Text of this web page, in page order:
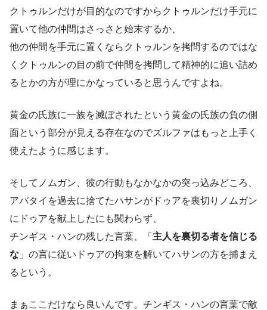
クトゥルンだけが目的なのですからクトゥルンだけ手元に
置いて他の仲間はさっさと始末するか、
他の仲間を手元に置くならクトゥルンを拷問するのではな
くクトゥルンの目の前で仲間を拷問して精神的に追い詰め
るとかの方が理にかなっていると思うんですよね。
黄金の氏族に一族を滅ぼされたという黄金の氏族の負の側
面という部分が見える存在なのでズルファはもっと上手く
使えたように感じます。
そしてノムガン、彼の行動もなかなかの突っ込みどころ、
アバタイを過去に捨てたハサンがドゥアを裏切りノムガン
にドゥアを献上したにも関わらず、
チンギス・ハンの残した言葉、「 主人を裏切る者を信じる
な 」の言に従いドゥアの拘束を解いてハサンの方を捕まえ
るという。
まぁここだけなら良いんです。チンギス・ハンの言葉で敵